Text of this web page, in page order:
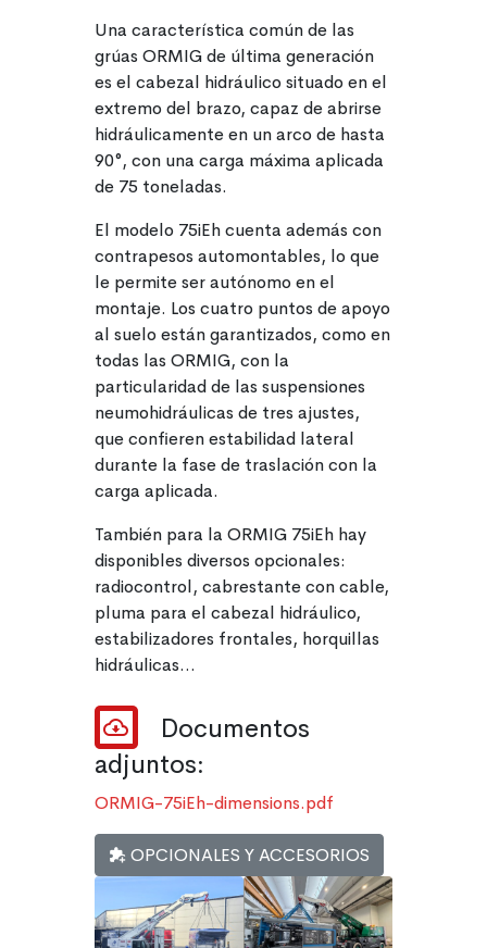
Una característica común de las
grúas ORMIG de última generación
es el cabezal hidráulico situado en el
extremo del brazo, capaz de abrirse
hidráulicamente en un arco de hasta
90°, con una carga máxima aplicada
de 75 toneladas.
El modelo 75iEh cuenta además con
contrapesos automontables, lo que
le permite ser autónomo en el
montaje. Los cuatro puntos de apoyo
al suelo están garantizados, como en
todas las ORMIG, con la
particularidad de las suspensiones
neumohidráulicas de tres ajustes,
que confieren estabilidad lateral
durante la fase de traslación con la
carga aplicada.
También para la ORMIG 75iEh hay
disponibles diversos opcionales:
radiocontrol, cabrestante con cable,
pluma para el cabezal hidráulico,
estabilizadores frontales, horquillas
hidráulicas…
Documentos
adjuntos:
ORMIG-75iEh-dimensions.pdf
OPCIONALES Y ACCESORIOS